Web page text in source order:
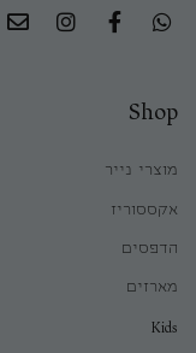
Shop
מוצרי נייר
אקססוריז
הדפסים
מארזים
Kids